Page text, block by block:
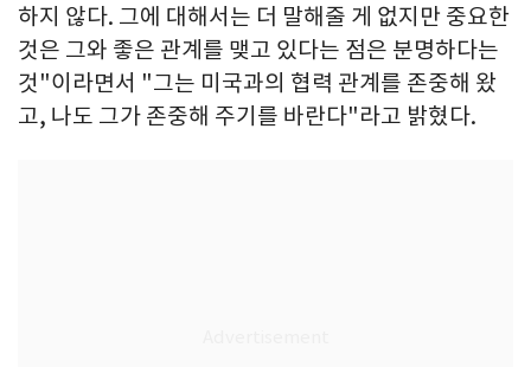
하지 않다. 그에 대해서는 더 말해줄 게 없지만 중요한
것은 그와 좋은 관계를 맺고 있다는 점은 분명하다는
것"이라면서 "그는 미국과의 협력 관계를 존중해 왔
고, 나도 그가 존중해 주기를 바란다"라고 밝혔다.